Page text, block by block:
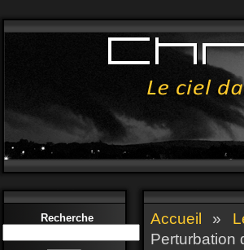
Recherche Accueil »
Perturbation